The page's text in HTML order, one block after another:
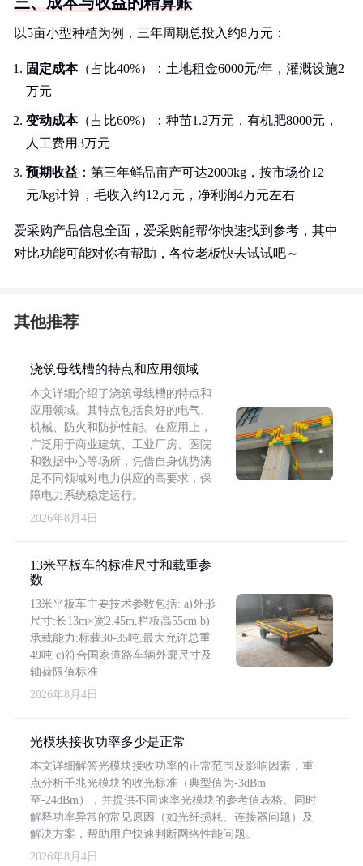
以5亩小型种植为例，三年周期总投入约8万元：
固定成本（占比40%）：土地租金6000元/年，灌溉设施2
万元
变动成本（占比60%）：种苗1.2万元，有机肥8000元，
人工费用3万元
预期收益 ：第三年鲜品亩产可达2000kg，按市场价12
元/kg计算，毛收入约12万元，净利润4万元左右
爱采购产品信息全面，爱采购能帮你快速找到参考，其中
对比功能可能对你有帮助，各位老板快去试试吧～
其他推荐
浇筑母线槽的特点和应用领域
本文详细介绍了浇筑母线槽的特点和
应用领域。其特点包括良好的电气、
机械、防火和防护性能。在应用上，
广泛用于商业建筑、工业厂房、医院
和数据中心等场所，凭借自身优势满
足不同领域对电力供应的高要求，保
障电力系统稳定运行。
2026年8月4日
13米平板车的标准尺寸和载重参
数
13米平板车主要技术参数包括: a)外形
尺寸:长13m×宽2.45m,栏板高55cm b)
承载能力:标载30-35吨,最大允许总重
49吨 c)符合国家道路车辆外廓尺寸及
轴荷限值标准
2026年8月4日
光模块接收功率多少是正常
本文详细解答光模块接收功率的正常范围及影响因素，重
点分析千兆光模块的收光标准（典型值为-3dBm
至-24dBm），并提供不同速率光模块的参考值表格。同时
解释功率异常的常见原因（如光纤损耗、连接器问题）及
解决方案，帮助用户快速判断网络性能问题。
2026年8月4日